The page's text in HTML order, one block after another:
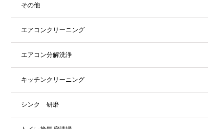
その他
エアコンクリーニング
エアコン分解洗浄
キッチンクリーニング
シンク 研磨